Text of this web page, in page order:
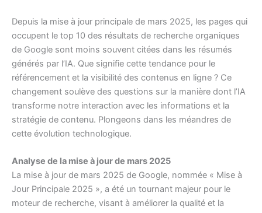
Depuis la mise à jour principale de mars 2025, les pages qui
occupent le top 10 des résultats de recherche organiques
de Google sont moins souvent citées dans les résumés
générés par l’IA. Que signifie cette tendance pour le
référencement et la visibilité des contenus en ligne ? Ce
changement soulève des questions sur la manière dont l’IA
transforme notre interaction avec les informations et la
stratégie de contenu. Plongeons dans les méandres de
cette évolution technologique.
Analyse de la mise à jour de mars 2025
La mise à jour de mars 2025 de Google, nommée « Mise à
Jour Principale 2025 », a été un tournant majeur pour le
moteur de recherche, visant à améliorer la qualité et la